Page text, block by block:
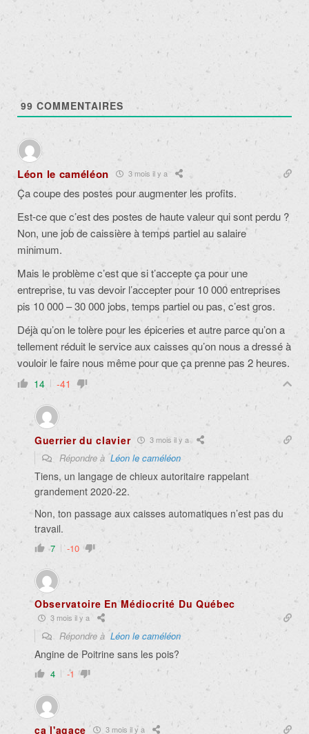
99 COMMENTAIRES
Léon le caméléon 3 mois il y a
Ça coupe des postes pour augmenter les profits.
Est-ce que c’est des postes de haute valeur qui sont perdu ?
Non, une job de caissière à temps partiel au salaire
minimum.
Mais le problème c’est que si t’accepte ça pour une
entreprise, tu vas devoir l’accepter pour 10 000 entreprises
pis 10 000 – 30 000 jobs, temps partiel ou pas, c’est gros.
Déjà qu’on le tolère pour les épiceries et autre parce qu’on a
tellement réduit le service aux caisses qu’on nous a dressé à
vouloir le faire nous même pour que ça prenne pas 2 heures.
14 -41
Guerrier du clavier 3 mois il y a
Répondre àLéon le caméléon
Tiens, un langage de chieux autoritaire rappelant
grandement 2020-22.
Non, ton passage aux caisses automatiques n’est pas du
travail.
7 -10
Observatoire En Médiocrité Du Québec
3 mois il y a
Répondre àLéon le caméléon
Angine de Poitrine sans les pois?
4 -1
ça l'agace 3 mois il y a